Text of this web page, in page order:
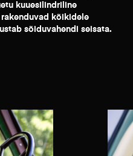
kuuesilindriline
kõikidele
sõiduvahendi seisata.